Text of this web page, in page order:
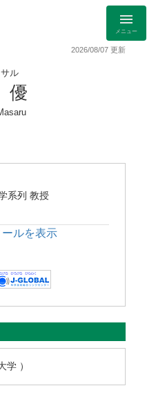
メニュー
2026/08/07 更新
ル
優
系列 教授
ルを表示
）